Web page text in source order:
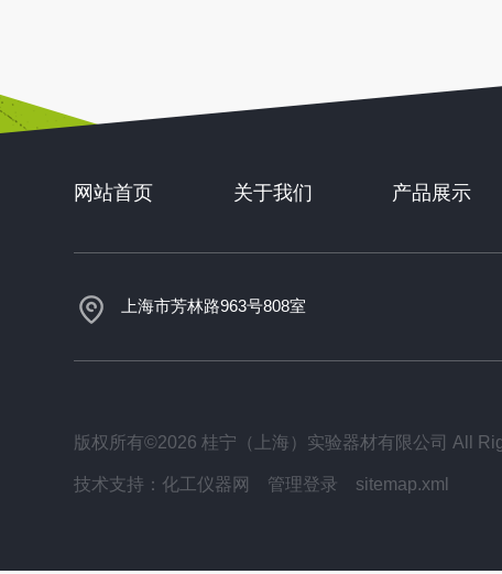
网站首页 关于我们 产品展示
上海市芳林路963号808室
版权所有©2026 桂宁（上海）实验器材有限公司 All
技术支持： 化工仪器网 管理登录 sitemap.xml